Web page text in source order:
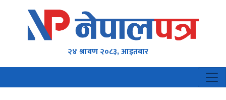
२४ श्रावण २०८३, आइतबार